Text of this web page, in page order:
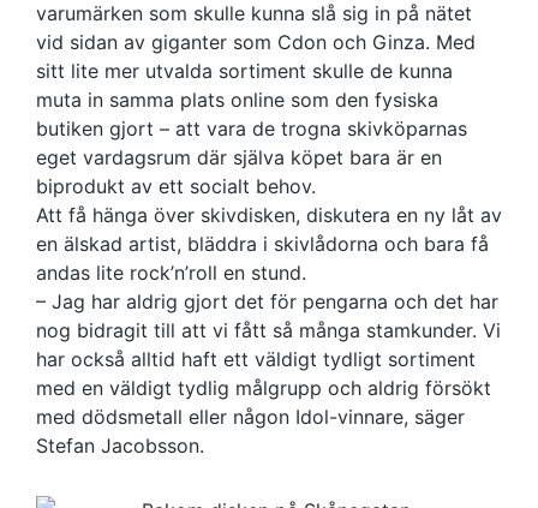
varumärken som skulle kunna slå sig in på nätet
vid sidan av giganter som Cdon och Ginza. Med
sitt lite mer utvalda sortiment skulle de kunna
muta in samma plats online som den fysiska
butiken gjort – att vara de trogna skivköparnas
eget vardagsrum där själva köpet bara är en
biprodukt av ett socialt behov.
Att få hänga över skivdisken, diskutera en ny låt av
en älskad artist, bläddra i skivlådorna och bara få
andas lite rock’n’roll en stund.
– Jag har aldrig gjort det för pengarna och det har
nog bidragit till att vi fått så många stamkunder. Vi
har också alltid haft ett väldigt tydligt sortiment
med en väldigt tydlig målgrupp och aldrig försökt
med dödsmetall eller någon Idol-vinnare, säger
Stefan Jacobsson.